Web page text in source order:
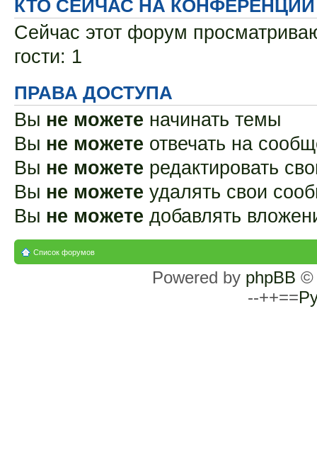
КТО СЕЙЧАС НА КОНФЕРЕНЦИИ
Сейчас этот форум
гости: 1
ПРАВА ДОСТУПА
Вы не можете начинать темы
Вы не можете отвечать на
Вы не можете редактировать
Вы не можете удалять свои
Вы не можете добавлять
Список форумов
Powered by phpBB ©
--++==